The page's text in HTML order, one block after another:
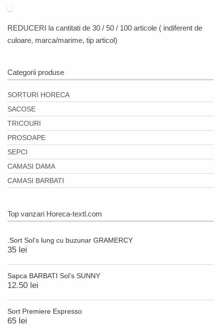
REDUCERI la cantitati de 30 / 50 / 100 articole ( indiferent de
culoare, marca/marime, tip articol)
Categorii produse
SORTURI HORECA
SACOSE
TRICOURI
PROSOAPE
SEPCI
CAMASI DAMA
CAMASI BARBATI
Top vanzari Horeca-textl.com
.Sort Sol’s lung cu buzunar GRAMERCY
35 lei
Sapca BARBATI Sol’s SUNNY
12.50 lei
Sort Premiere Espresso
65 lei